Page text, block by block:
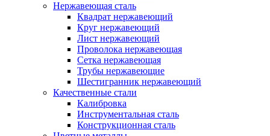
Нержавеющая сталь
Квадрат нержавеющий
Круг нержавеющий
Лист нержавеющий
Проволока нержавеющая
Сетка нержавеющая
Трубы нержавеющие
Шестигранник нержавеющий
Качественные стали
Калибровка
Инструментальная сталь
Конструкционная сталь